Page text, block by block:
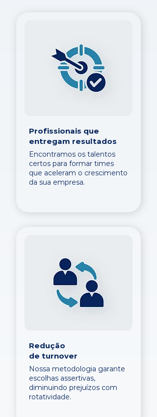
Profissionais que
entregam resultados
Encontramos os talentos
certos para formar times
que aceleram o crescimento
da sua empresa.
Redução
de turnover
Nossa metodologia garante
escolhas assertivas,
diminuindo prejuízos com
rotatividade.